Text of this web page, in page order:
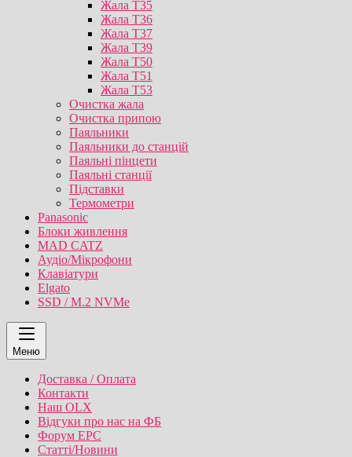
Жала T35
Жала T36
Жала T37
Жала T39
Жала T50
Жала T51
Жала T53
Очистка жала
Очистка припою
Паяльники
Паяльники до станцій
Паяльні пінцети
Паяльні станції
Підставки
Термометри
Panasonic
Блоки живлення
MAD CATZ
Аудіо/Мікрофони
Клавіатури
Elgato
SSD / M.2 NVMe
Меню
Доставка / Оплата
Контакти
Наш OLX
Відгуки про нас на ФБ
Форум EPC
Статті/Новини